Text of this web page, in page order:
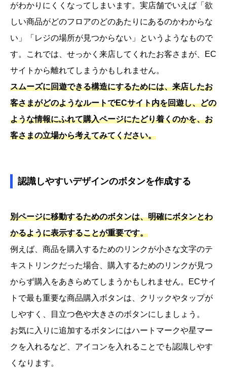
がわかりにくくなってしまいます。実店舗でいえば「欲
しい商品がどのフロアのどのあたりにあるのかわからな
い」「レジの場所が見つからない」というようなもので
す。これでは、せっかく来店してくれたお客さまが、EC
サイトから離れてしまうかもしれません。
スムーズに回遊できる構造にするためには、来店したお
客さまがどのようなルートでECサイト内を回遊し、どの
ような情報にふれて購入ページにたどり着くのかを、お
客さまの立場から考えてみてください。
認識しやすいデザインのボタンを作成する
別ページに移動するためのボタンは、明確にボタンとわ
かるように表示することが重要です。
例えば、商品を購入するためのリンクが小さな文字のテ
キストリンクだった場合、購入するためのリンクが見つ
からず購入をあきらめてしまうかもしれません。ECサイ
トで最も重要な商品購入ボタンは、クリックやタップが
しやすく、目立つ色や大きさのボタンにしましょう。
お気に入りに追加するボタンにはハートマークや星マー
クを入れるなど、アイコンを入れることでも認識しやす
くなります。